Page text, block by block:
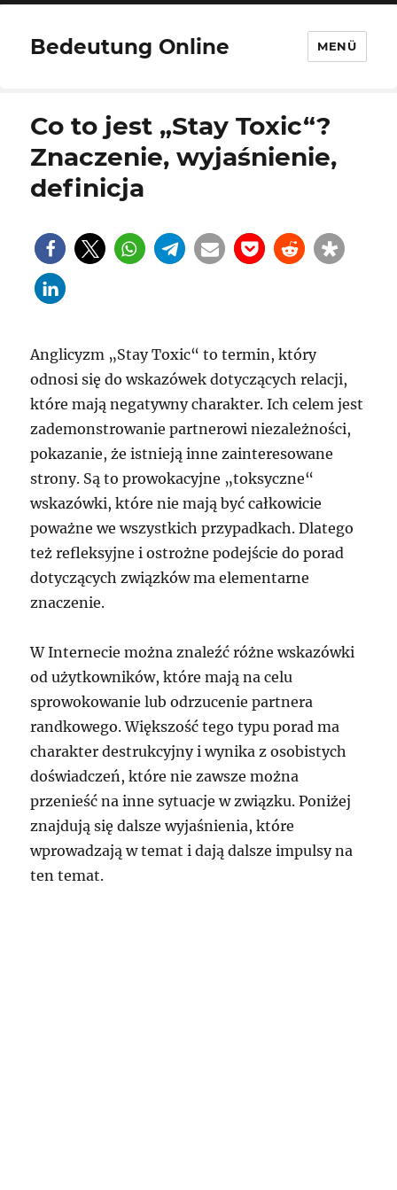
Bedeutung Online MENÜ
Co to jest „Stay Toxic“?
Znaczenie, wyjaśnienie,
definicja
Anglicyzm „Stay Toxic“ to termin, który
odnosi się do wskazówek dotyczących relacji,
które mają negatywny charakter. Ich celem jest
zademonstrowanie partnerowi niezależności,
pokazanie, że istnieją inne zainteresowane
strony. Są to prowokacyjne „toksyczne“
wskazówki, które nie mają być całkowicie
poważne we wszystkich przypadkach. Dlatego
też refleksyjne i ostrożne podejście do porad
dotyczących związków ma elementarne
znaczenie.
W Internecie można znaleźć różne wskazówki
od użytkowników, które mają na celu
sprowokowanie lub odrzucenie partnera
randkowego. Większość tego typu porad ma
charakter destrukcyjny i wynika z osobistych
doświadczeń, które nie zawsze można
przenieść na inne sytuacje w związku. Poniżej
znajdują się dalsze wyjaśnienia, które
wprowadzają w temat i dają dalsze impulsy na
ten temat.